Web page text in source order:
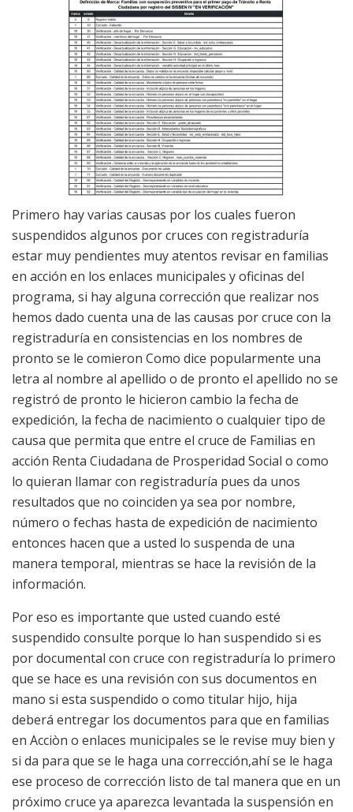
Primero hay varias causas por los cuales fueron
suspendidos algunos por cruces con registraduría
estar muy pendientes muy atentos revisar en familias
en acción en los enlaces municipales y oficinas del
programa, si hay alguna corrección que realizar nos
hemos dado cuenta una de las causas por cruce con la
registraduría en consistencias en los nombres de
pronto se le comieron Como dice popularmente una
letra al nombre al apellido o de pronto el apellido no se
registró de pronto le hicieron cambio la fecha de
expedición, la fecha de nacimiento o cualquier tipo de
causa que permita que entre el cruce de Familias en
acción Renta Ciudadana de Prosperidad Social o como
lo quieran llamar con registraduría pues da unos
resultados que no coinciden ya sea por nombre,
número o fechas hasta de expedición de nacimiento
entonces hacen que a usted lo suspenda de una
manera temporal, mientras se hace la revisión de la
información.
Por eso es importante que usted cuando esté
suspendido consulte porque lo han suspendido si es
por documental con cruce con registraduría lo primero
que se hace es una revisión con sus documentos en
mano si esta suspendido o como titular hijo, hija
deberá entregar los documentos para que en familias
en Acciòn o enlaces municipales se le revise muy bien y
si da para que se le haga una corrección,ahí se le haga
ese proceso de corrección listo de tal manera que en un
próximo cruce ya aparezca levantada la suspensión en